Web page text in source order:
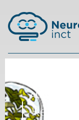
ALERTA!